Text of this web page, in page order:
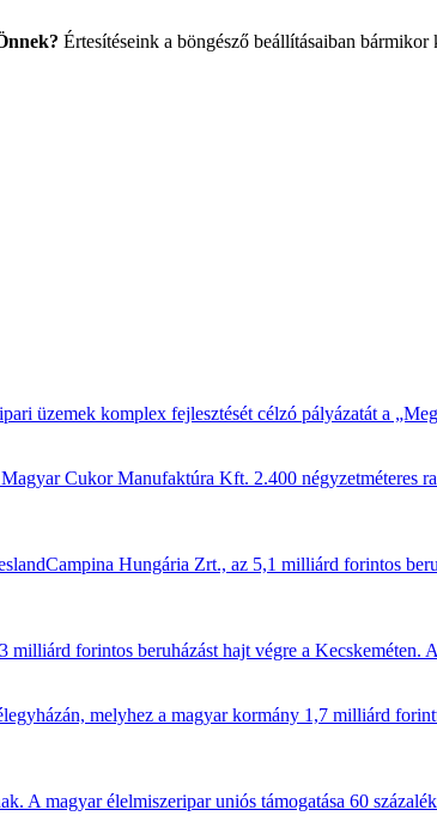
Értesítéseink a böngésző beállításaiban bármikor
üzemek komplex fejlesztését célzó pályázatát a
Cukor Manufaktúra Kft. 2.400
Hungária Zrt., az 5,1 milliárd forintos
forintos beruházást hajt végre a
melyhez a magyar kormány 1,7 milliárd
A magyar élelmiszeripar uniós támogatása 60